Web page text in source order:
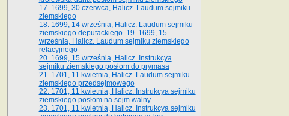
17. 1699, 30 czerwca, Halicz. Laudum sejmiku
ziemskiego
18. 1699, 14 września, Halicz. Laudum sejmiku
ziemskiego deputackiego. 19. 1699, 15
września, Halicz. Laudum sejmiku ziemskiego
relacyjnego
20. 1699, 15 września, Halicz. Instrukcya
sejmiku ziemskiego posłom do prymasa
21. 1701, 11 kwietnia, Halicz. Laudum sejmiku
ziemskiego przedsejmowego
22. 1701, 11 kwietnia, Halicz. Instrukcya sejmiku
ziemskiego posłom na sejm walny
23. 1701, 11 kwietnia, Halicz. Instrukcya sejmiku